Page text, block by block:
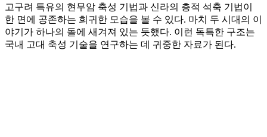
고구려 특유의 현무암 축성 기법과 신라의 층적 석축 기법이
한 면에 공존하는 희귀한 모습을 볼 수 있다. 마치 두 시대의 이
야기가 하나의 돌에 새겨져 있는 듯했다. 이런 독특한 구조는
국내 고대 축성 기술을 연구하는 데 귀중한 자료가 된다.